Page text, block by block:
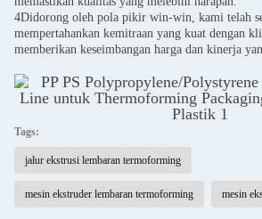
4Didorong oleh pola pikir win-win, kami telah
mempertahankan kemitraan yang kuat dengan
memberikan keseimbangan harga dan kinerja
Tags:
jalur ekstrusi lembaran termoforming
mesin ekstruder lembaran termoforming mesin